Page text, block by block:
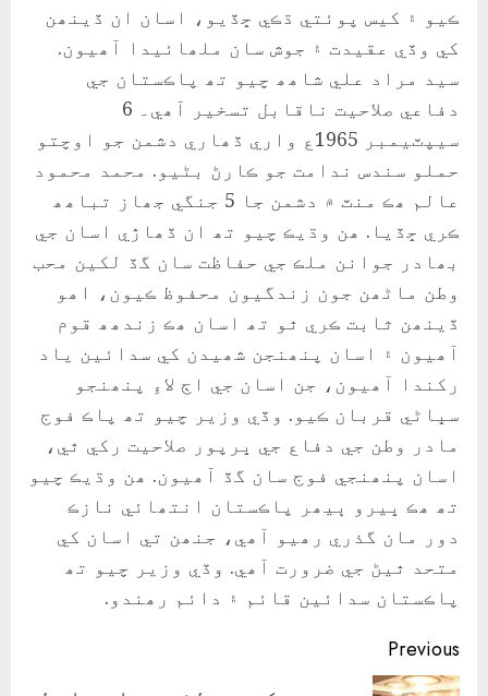
ڪيو ۽ کيس پوئتي ڌڪي ڇڏيو، اسان ان ڏينھن
کي وڏي عقيدت ۽ جوش سان ملھائيدا آھيون.
سيد مراد علي شاھھ چيو تھ پاڪستان جي
دفاعي صلاحيت ناقابل تسخير آھي۔ 6
سيپٽيمبر 1965ع واري ڏھاري دشمن جو اوچتو
حملو سندس ندامت جو ڪارڻ بڻيو. محمد محمود
عالم ھڪ منٽ ۾ دشمن جا 5 جنگي جھاز تباھھ
ڪري ڇڏيا. ھن وڌيڪ چيو تھ ان ڏھاڙي اسان جي
بھادر جوانن ملڪ جي حفاظت سان گڏ لکين محب
وطن ماڻھن جون زندگيون محفوظ ڪيون، اھو
ڏينھن ثابت ڪري ٿو تھ اسان ھڪ زندھھ قوم
آھيون ۽ اسان پنھنجن شھيدن کي سدائين ياد
رکندا آھيون، جن اسان جي اڄ لاءِ پنھنجو
سڀاڻي قربان ڪيو. وڏي وزير چيو تھ پاڪ فوج
مادر وطن جي دفاع جي ڀرپور صلاحيت رکي ٿي،
اسان پنھنجي فوج سان گڏ آھيون. ھن وڌيڪ چيو
تھ ھڪ ڀيرو ٻيھر پاڪستان انتھائي نازڪ
دور مان گذري رھيو آھي، جنھن تي اسان کي
متحد ٿيڻ جي ضرورت آھي. وڏي وزير چيو تھ
پاڪستان سدائين قائم ۽ دائم رھندو.
Continue
Previous